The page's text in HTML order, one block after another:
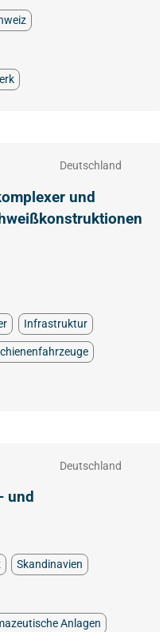
Deutschland
und
Infrastruktur
Deutschland
und
Skandinavien
Anlagen